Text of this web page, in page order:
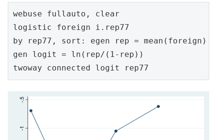
webuse fullauto, clear
logistic foreign i.rep77
by rep77, sort: egen rep = mean(foreign)
gen logit = ln(rep/(1-rep))
twoway connected logit rep77